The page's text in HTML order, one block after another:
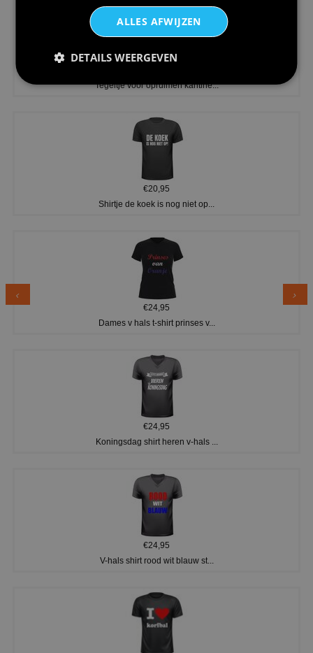
Tegeltje voor opruimen kantine...
€20,95
Shirtje de koek is nog niet op...
€24,95
Dames v hals t-shirt prinses v...
€24,95
Koningsdag shirt heren v-hals ...
€24,95
V-hals shirt rood wit blauw st...
ALLES AFWIJZEN
DETAILS WEERGEVEN